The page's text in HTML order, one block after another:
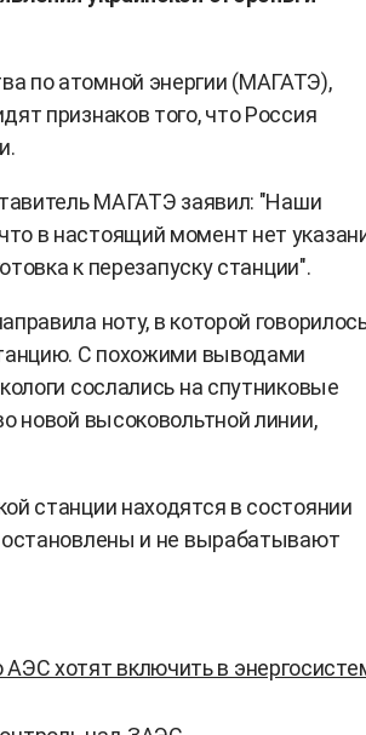
по атомной энергии (МАГАТЭ),
признаков того, что Россия
МАГАТЭ заявил: "Наши
в настоящий момент нет
к перезапуску станции".
ноту, в которой
С похожими выводами
сослались на спутниковые
новой высоковольтной линии,
станции находятся в состоянии
остановлены и не вырабатывают
хотят включить в